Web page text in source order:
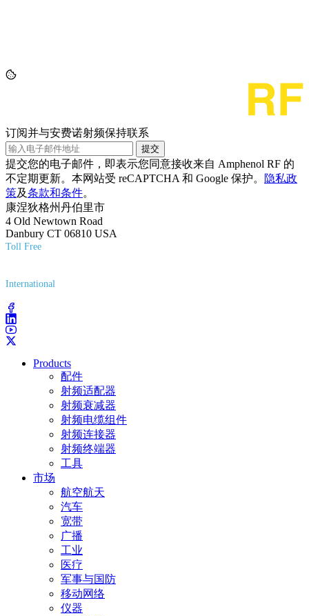
订阅并与安费诺射频保持联系
提交
提交您的电子邮件，即表示您同意接收来自 Amphenol RF 的
不定期更新。本网站受 reCAPTCHA 和 Google 保护。
隐私政
策及条款和条件。
康涅狄格州丹伯里市
4 Old Newtown Road
Danbury CT 06810 USA
Toll Free
International
Products
配件
射频适配器
射频衰减器
射频电缆组件
射频连接器
射频终端器
工具
市场
航空航天
汽车
宽带
广播
工业
医疗
军事与国防
移动网络
仪器